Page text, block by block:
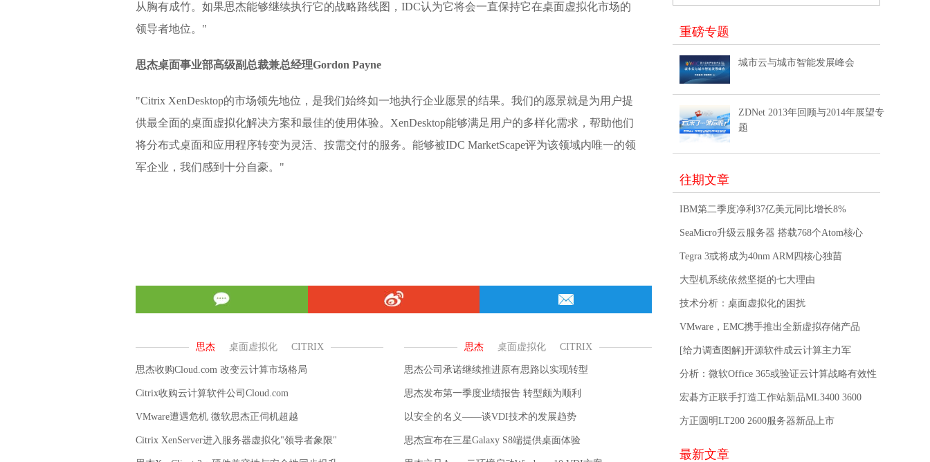
从胸有成竹。如果思杰能够继续执行它的战略路线图，IDC认为它将会一直保持它在桌面虚拟化市场的
领导者地位。"
思杰桌面事业部高级副总裁兼总经理Gordon Payne
"Citrix XenDesktop的市场领先地位，是我们始终如一地执行企业愿景的结果。我们的愿景就是为用户提
供最全面的桌面虚拟化解决方案和最佳的使用体验。XenDesktop能够满足用户的多样化需求，帮助他们
将分布式桌面和应用程序转变为灵活、按需交付的服务。能够被IDC MarketScape评为该领域内唯一的领
军企业，我们感到十分自豪。"
思杰收购Cloud.com 改变云计算市场格局
Citrix收购云计算软件公司Cloud.com
VMware遭遇危机 微软思杰正伺机超越
Citrix XenServer进入服务器虚拟化"领导者象限"
思杰公司承诺继续推进原有思路以实现转型
思杰发布第一季度业绩报告 转型颇为顺利
以安全的名义——谈VDI技术的发展趋势
思杰宣布在三星Galaxy S8端提供桌面体验
重磅专题
城市云与城市智能发展峰会
ZDNet 2013年回顾与2014年展望专
题
往期文章
IBM第二季度净利37亿美元同比增长8%
SeaMicro升级云服务器 搭载768个Atom核心
Tegra 3或将成为40nm ARM四核心独苗
大型机系统依然坚挺的七大理由
技术分析：桌面虚拟化的困扰
VMware，EMC携手推出全新虚拟存储产品
[给力调查图解]开源软件成云计算主力军
分析：微软Office 365或验证云计算战略有效性
宏碁方正联手打造工作站新品ML3400 3600
方正圆明LT200 2600服务器新品上市
最新文章